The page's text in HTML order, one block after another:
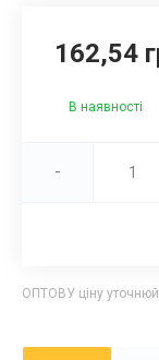
162,54
В наявності
-
ОПТОВУ ціну